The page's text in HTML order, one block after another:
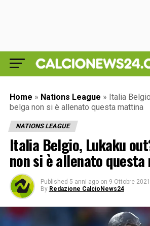
Home » Nations League » Italia
belga non si è allenato questa mattina
NATIONS LEAGUE
Italia Belgio, Lukaku
non si è allenato
Published 5 anni ago on 9 Ottobre 2021
By Redazione CalcioNews24